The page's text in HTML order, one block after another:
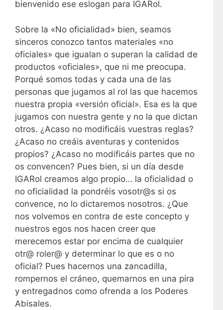
bienvenido ese eslogan para IGARol.
Sobre la «No oficialidad» bien, seamos
sinceros conozco tantos materiales «no
oficiales» que igualan o superan la calidad de
productos «oficiales», que ni me preocupa.
Porqué somos todas y cada una de las
personas que jugamos al rol las que hacemos
nuestra propia «versión oficial». Esa es la que
jugamos con nuestra gente y no la que dictan
otros. ¿Acaso no modificáis vuestras reglas?
¿Acaso no creáis aventuras y contenidos
propios? ¿Acaso no modificáis partes que no
os convencen? Pues bien, si un día desde
IGARol creamos algo propio… la oficialidad o
no oficialidad la pondréis vosotr@s si os
convence, no lo dictaremos nosotros. ¿Que
nos volvemos en contra de este concepto y
nuestros egos nos hacen creer que
merecemos estar por encima de cualquier
otr@ roler@ y determinar lo que es o no
oficial? Pues hacernos una zancadilla,
rompernos el cráneo, quemarnos en una pira
y entregadnos como ofrenda a los Poderes
Abisales.